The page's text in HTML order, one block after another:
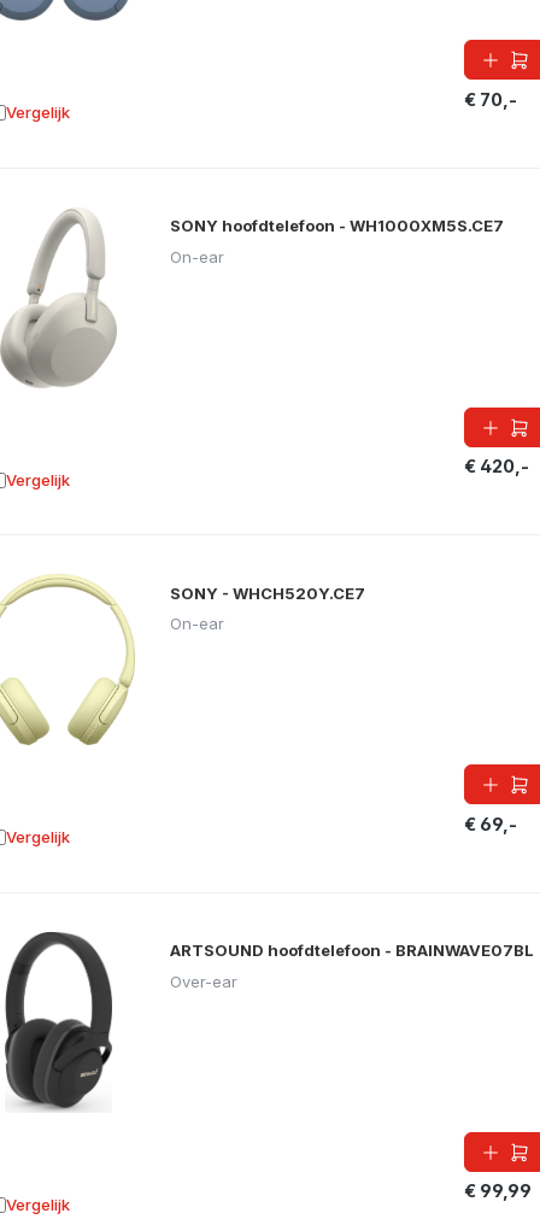
€ 70,-
Vergelijk aan vergelijking
SONY hoofdtelefoon - WH1000XM5S.CE7
On-ear
€ 420,-
Vergelijk aan vergelijking
SONY - WHCH520Y.CE7
On-ear
€ 69,-
Vergelijk aan vergelijking
ARTSOUND hoofdtelefoon - BRAINWAVE07BL
Over-ear
€ 99,99
Vergelijk aan vergelijking